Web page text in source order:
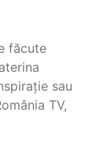
făcute
sau
TV,